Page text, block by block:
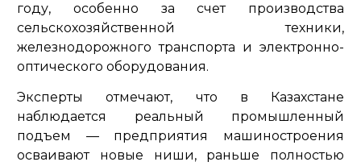
году, особенно за счет производства
сельскохозяйственной техники,
железнодорожного транспорта и электронно-
оптического оборудования.
Эксперты отмечают, что в Казахстане
наблюдается реальный промышленный
подъем — предприятия машиностроения
осваивают новые ниши, раньше полностью